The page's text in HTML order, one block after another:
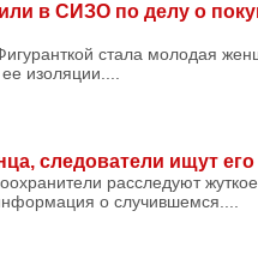
в СИЗО по делу о
стала молодая
изоляции....
следователи ищут
расследуют
о случившемся....